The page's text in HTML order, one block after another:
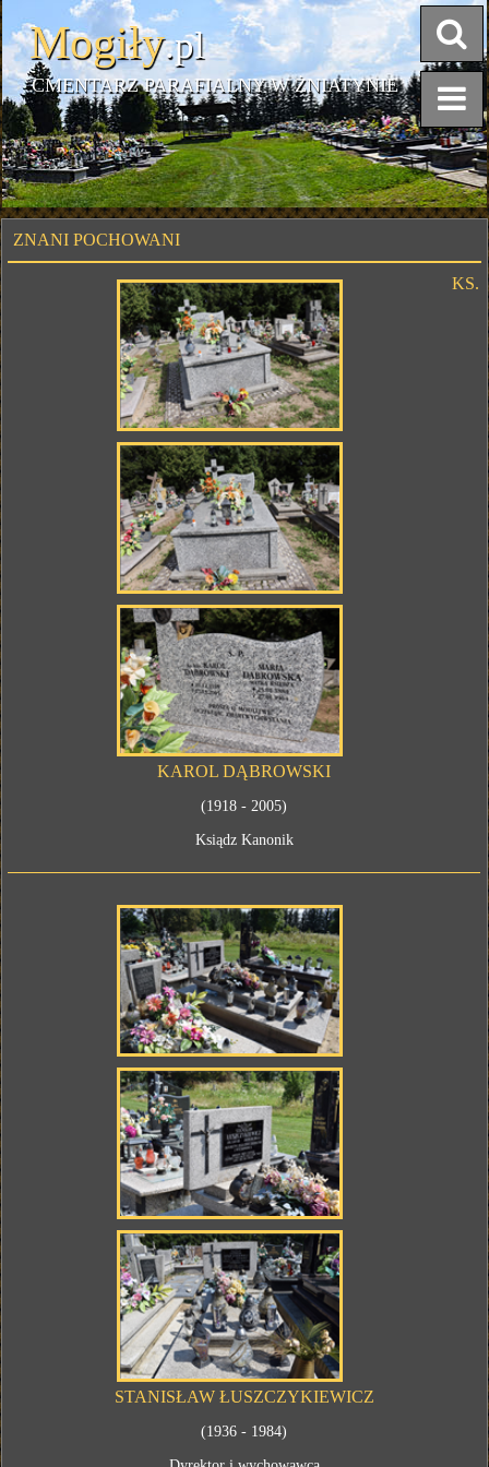
Mogiły.pl
CMENTARZ PARAFIALNY W ŻNIATYNIE
ZNANI POCHOWANI
KS.
KAROL DĄBROWSKI
(1918 - 2005)
Ksiądz Kanonik
STANISŁAW ŁUSZCZYKIEWICZ
(1936 - 1984)